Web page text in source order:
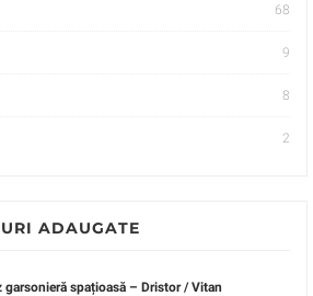
68
9
8
2
ADAUGATE
garsonieră spațioasă – Dristor / Vitan